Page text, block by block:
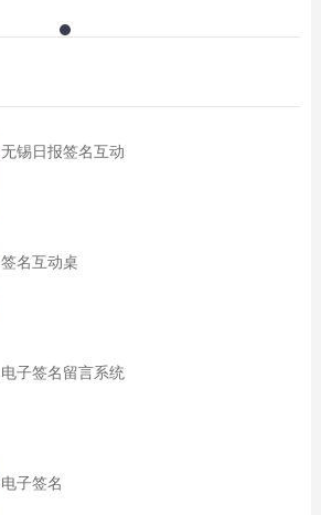
无锡日报签名互动
签名互动桌
电子签名留言系统
电子签名